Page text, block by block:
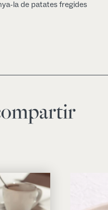
la de patates fregides